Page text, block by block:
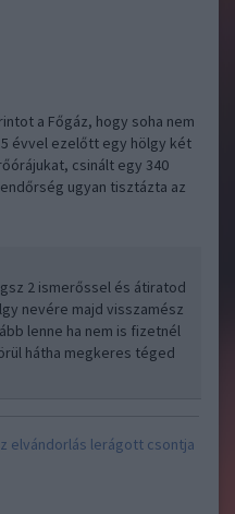
a Főgáz, hogy soha nem
évvel ezelőtt egy hölgy két
csinált egy 340
ugyan tisztázta az
2 ismerőssel és átiratod
nevére majd visszamész
lenne ha nem is fizetnél
hátha megkeres téged
elvándorlás lerágott csontja